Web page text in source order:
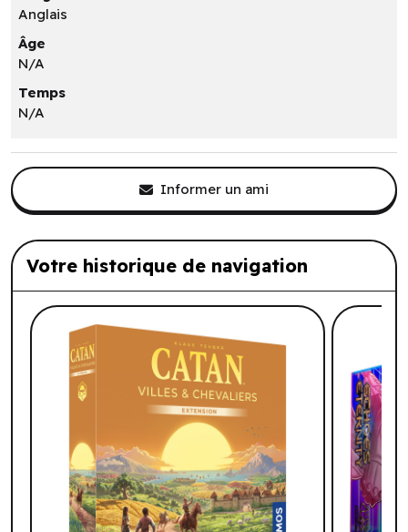
Anglais
Âge
N/A
Temps
N/A
Informer un ami
Votre historique de navigation
Liste de produits suggérés: Votre